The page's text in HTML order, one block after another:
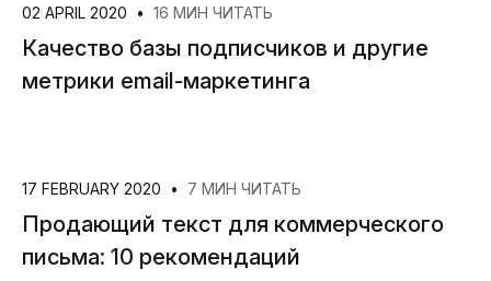
02 APRIL 2020 • 16 МИН ЧИТАТЬ
Качество базы подписчиков и другие
метрики email-маркетинга
17 FEBRUARY 2020 • 7 МИН ЧИТАТЬ
Продающий текст для коммерческого
письма: 10 рекомендаций